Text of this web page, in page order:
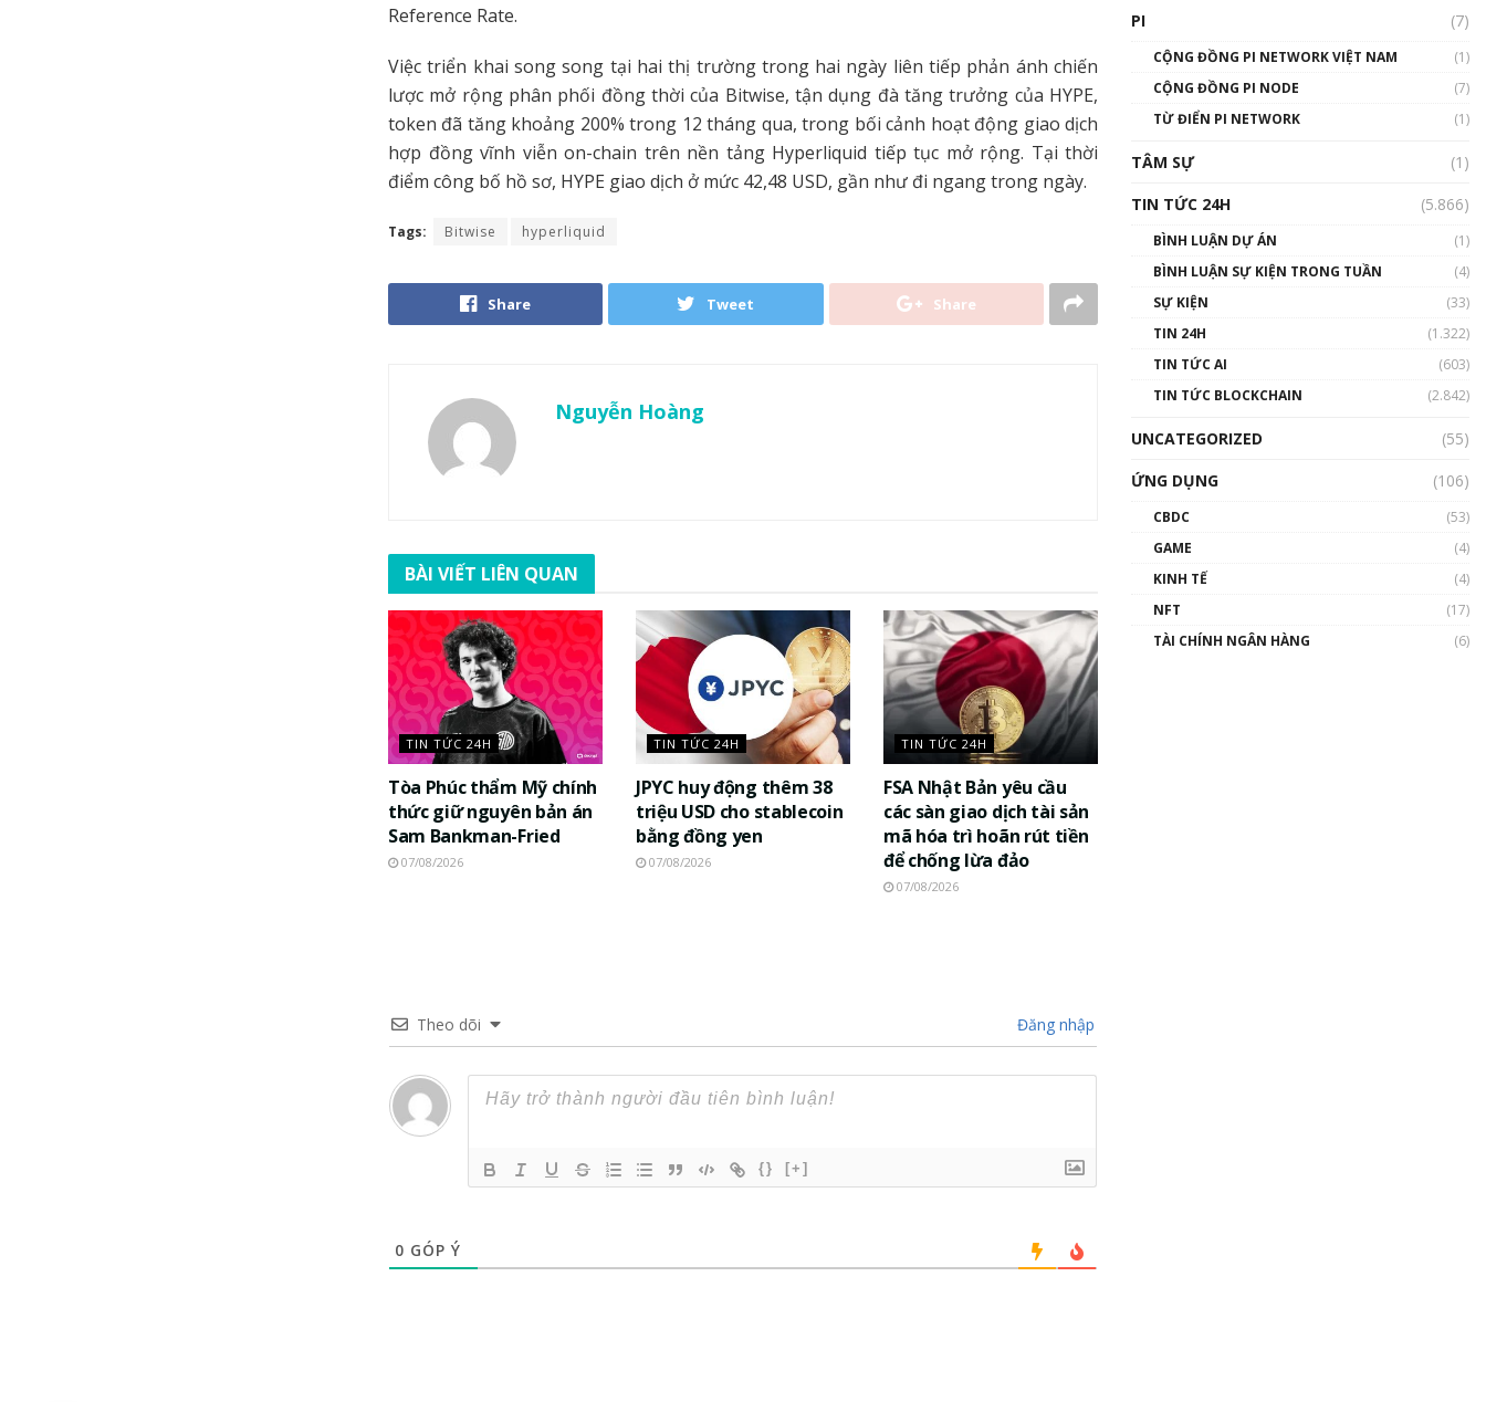
Reference Rate.
Việc triển khai song song tại hai thị trường trong hai ngày liên tiếp phản ánh chiến
lược mở rộng phân phối đồng thời của Bitwise, tận dụng đà tăng trưởng của HYPE,
token đã tăng khoảng 200% trong 12 tháng qua, trong bối cảnh hoạt động giao dịch
hợp đồng vĩnh viễn on-chain trên nền tảng Hyperliquid tiếp tục mở rộng. Tại thời
điểm công bố hồ sơ, HYPE giao dịch ở mức 42,48 USD, gần như đi ngang trong ngày.
Tags: Bitwise hyperliquid
Share Tweet Share
Nguyễn Hoàng
BÀI VIẾT LIÊN QUAN
TIN TỨC 24H
Tòa Phúc thẩm Mỹ chính
thức giữ nguyên bản án
Sam Bankman-Fried
07/08/2026
TIN TỨC 24H
JPYC huy động thêm 38
triệu USD cho stablecoin
bằng đồng yen
07/08/2026
TIN TỨC 24H
FSA Nhật Bản yêu cầu
các sàn giao dịch tài sản
mã hóa trì hoãn rút tiền
để chống lừa đảo
07/08/2026
Theo dõi Đăng nhập
{} [+]
0 GÓP Ý
01:32:59
Talkshow17: Mùa đông
Crypto – Chiếc khăn gió ấm
01:49:30
Talkshow 14: MemeCoin –
PI (7)
CỘNG ĐỒNG PI NETWORK VIỆT NAM
(1)
CỘNG ĐỒNG PI NODE
(7)
TỪ ĐIỂN PI NETWORK
(1)
TÂM SỰ
(1)
TIN TỨC 24H
(5.866)
BÌNH LUẬN DỰ ÁN
(1)
BÌNH LUẬN SỰ KIỆN TRONG TUẦN
(4)
SỰ KIỆN
(33)
TIN 24H
(1.322)
TIN TỨC AI
(603)
TIN TỨC BLOCKCHAIN
(2.842)
UNCATEGORIZED
(55)
ỨNG DỤNG
(106)
CBDC
(53)
GAME
(4)
KINH TẾ
(4)
NFT
(17)
TÀI CHÍNH NGÂN HÀNG
(6)